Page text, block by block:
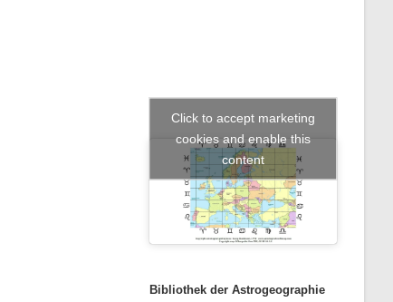
Click to accept marketing
cookies and enable this
content
Bibliothek der Astrogeographie